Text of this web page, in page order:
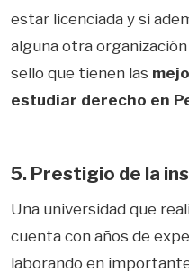
estar licenciada y si
alguna otra organización
sello que tienen las
estudiar derecho en
5. Prestigio de la
Una universidad que
cuenta con años de
laborando en